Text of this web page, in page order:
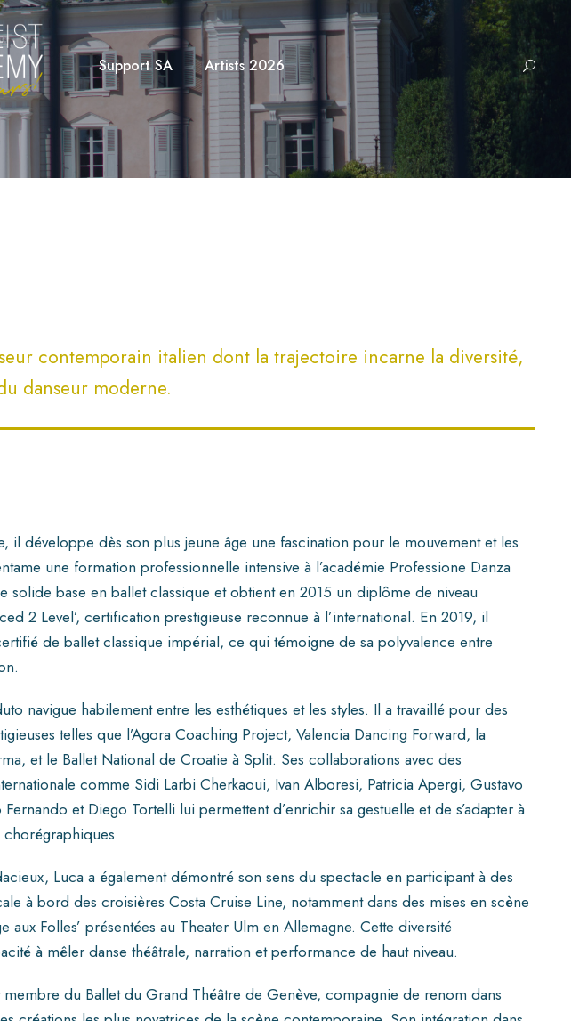
Support SA Artists 2026
contemporain italien dont la trajectoire incarne la diversité,
danseur moderne.
il développe dès son plus jeune âge une fascination pour le mouvement et les
une formation professionnelle intensive à l’académie Professione Danza
solide base en ballet classique et obtient en 2015 un diplôme de niveau
2 Level’, certification prestigieuse reconnue à l’international. En 2019, il
de ballet classique impérial, ce qui témoigne de sa polyvalence entre
navigue habilement entre les esthétiques et les styles. Il a travaillé pour des
telles que l’Agora Coaching Project, Valencia Dancing Forward, la
et le Ballet National de Croatie à Split. Ses collaborations avec des
comme Sidi Larbi Cherkaoui, Ivan Alboresi, Patricia Apergi, Gustavo
et Diego Tortelli lui permettent d’enrichir sa gestuelle et de s’adapter à
Luca a également démontré son sens du spectacle en participant à des
à bord des croisières Costa Cruise Line, notamment dans des mises en scène
aux Folles’ présentées au Theater Ulm en Allemagne. Cette diversité
à mêler danse théâtrale, narration et performance de haut niveau.
du Ballet du Grand Théâtre de Genève, compagnie de renom dans